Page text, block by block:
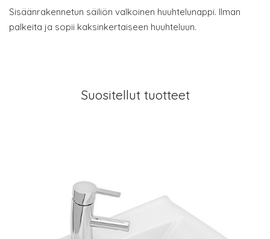
Sisäänrakennetun säiliön valkoinen huuhtelunappi. Ilman
palkeita ja sopii kaksinkertaiseen huuhteluun.
Suositellut tuotteet